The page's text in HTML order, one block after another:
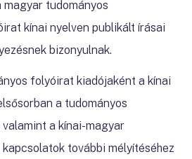
tudományos
kínai nyelven publikált írásai
bizonyulnak.
folyóirat kiadójaként a kínai
a tudományos
a kínai-magyar
további mélyítéséhez